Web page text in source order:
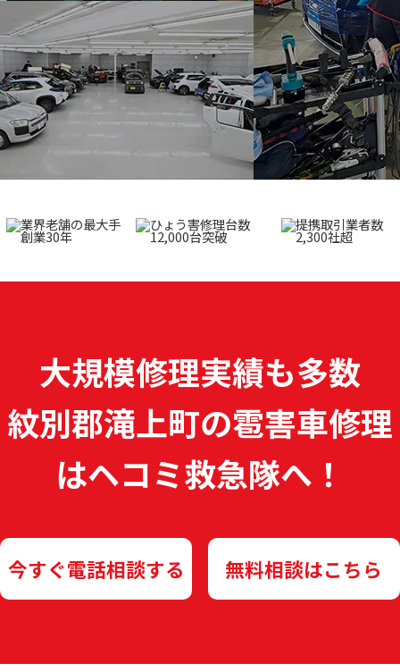
大規模修理実績も多数
紋別郡滝上町の雹害車修理
はヘコミ救急隊へ！
今すぐ電話相談する 無料相談はこちら